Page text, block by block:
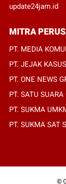
update24jam.id
MITRA
PT. MEDIA
PT. JEJAK
PT. ONE NEWS
PT. SATU SUARA
PT. SUKMA
PT. SUKMA SAT
©